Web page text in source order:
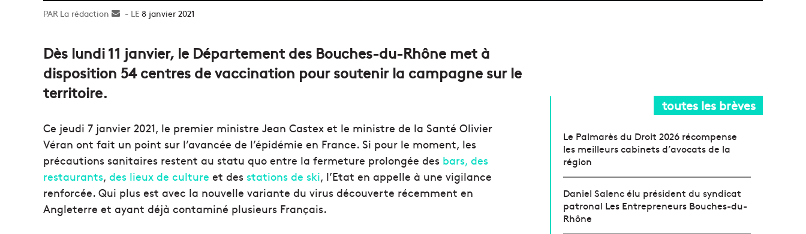
La rédaction
Envoyer8 janvier 2021
Dès lundi 11 janvier, le Département des Bouches-du-Rhône met à
disposition 54 centres de vaccination pour soutenir la campagne sur le
territoire.
Ce jeudi 7 janvier 2021, le premier ministre Jean Castex et le ministre de la Santé Olivier
Véran ont fait un point sur l’avancée de l’épidémie en France. Si pour le moment, les
précautions sanitaires restent au statu quo entre la fermeture prolongée des bars, des
restaurants, des lieux de culture et des stations de ski, l’Etat en appelle à une vigilance
renforcée. Qui plus est avec la nouvelle variante du virus découverte récemment en
Angleterre et ayant déjà contaminé plusieurs Français.
toutes les brèves
Le Palmarès du Droit 2026 récompense
les meilleurs cabinets d’avocats de la
région
Daniel Salenc élu président du syndicat
patronal Les Entrepreneurs Bouches-du-
Rhône